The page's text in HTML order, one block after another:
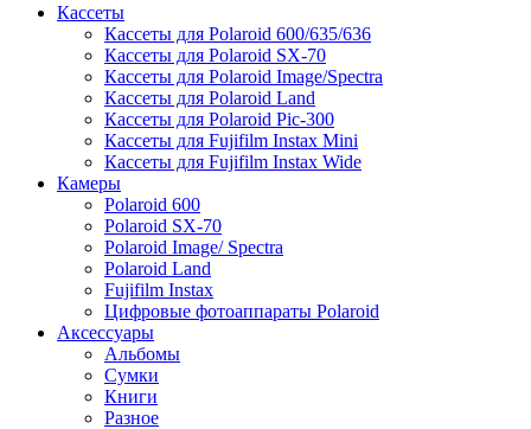
Кассеты
Кассеты для Polaroid 600/635/636
Кассеты для Polaroid SX-70
Кассеты для Polaroid Image/Spectra
Кассеты для Polaroid Land
Кассеты для Polaroid Pic-300
Кассеты для Fujifilm Instax Mini
Кассеты для Fujifilm Instax Wide
Камеры
Polaroid 600
Polaroid SX-70
Polaroid Image/ Spectra
Polaroid Land
Fujifilm Instax
Цифровые фотоаппараты Polaroid
Аксессуары
Альбомы
Сумки
Книги
Разное